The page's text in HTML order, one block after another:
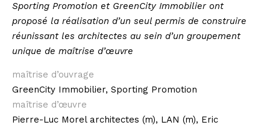
Sporting Promotion et GreenCity Immobilier ont
proposé la réalisation d’un seul permis de construire
réunissant les architectes au sein d’un groupement
unique de maîtrise d’œuvre
maîtrise d’ouvrage
GreenCity Immobilier, Sporting Promotion
maîtrise d’œuvre
Pierre-Luc Morel architectes (m), LAN (m), Eric